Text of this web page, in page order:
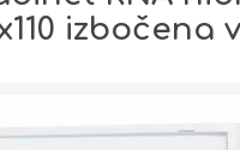
izbočena